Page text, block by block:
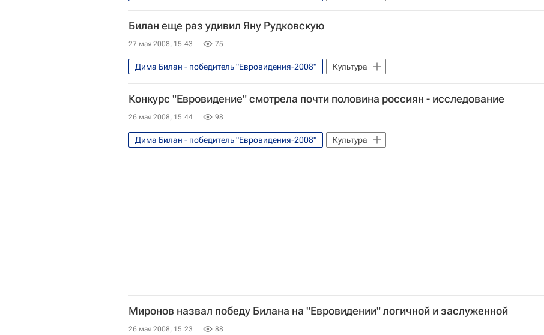
Билан еще раз удивил Яну Рудковскую
27 мая 2008, 15:43 75
Дима Билан - победитель "Евровидения-2008" Культура
Конкурс "Евровидение" смотрела почти половина россиян - исследование
26 мая 2008, 15:44 98
Дима Билан - победитель "Евровидения-2008" Культура
Миронов назвал победу Билана на "Евровидении" логичной и заслуженной
26 мая 2008, 15:23 88